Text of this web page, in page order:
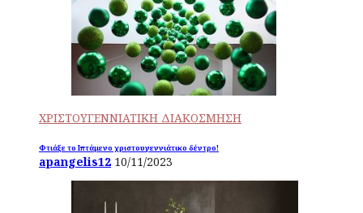
ΧΡΙΣΤΟΥΓΕΝΝΙΑΤΙΚΗ ΔΙΑΚΟΣΜΗΣΗ
Φτιάξε το Ιπτάμενο χριστουγεννιάτικο δέντρο!
apangelis12 10/11/2023